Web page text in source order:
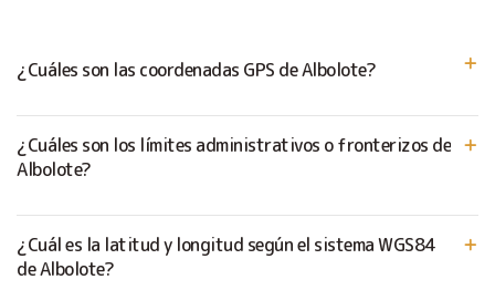
¿Cuáles son las coordenadas GPS de Albolote?
¿Cuáles son los límites administrativos o fronterizos de
Albolote?
¿Cuál es la latitud y longitud según el sistema WGS84
de Albolote?